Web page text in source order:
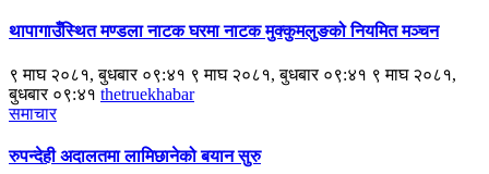
थापागाउँस्थित मण्डला नाटक घरमा नाटक मुक्कुमलुङको नियमित मञ्चन
९ माघ २०८१, बुधबार ०९:४१ ९ माघ २०८१, बुधबार ०९:४१ ९ माघ २०८१,
बुधबार ०९:४१ thetruekhabar
समाचार
रुपन्देही अदालतमा लामिछानेको बयान सुरु